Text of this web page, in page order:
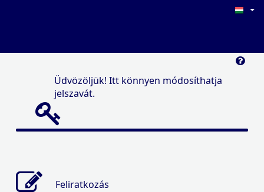
Üdvözöljük! Itt könnyen módosíthatja
jelszavát.
Feliratkozás